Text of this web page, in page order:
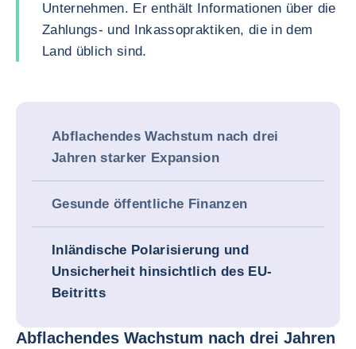
Unternehmen. Er enthält Informationen über die
Zahlungs- und Inkassopraktiken, die in dem
Land üblich sind.
Abflachendes Wachstum nach drei
Jahren starker Expansion
Gesunde öffentliche Finanzen
Inländische Polarisierung und
Unsicherheit hinsichtlich des EU-
Beitritts
Abflachendes Wachstum nach drei Jahren